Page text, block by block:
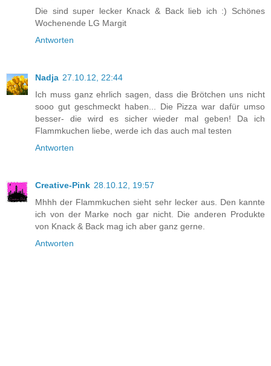
Die sind super lecker Knack & Back lieb ich :) Schönes
Wochenende LG Margit
Antworten
Nadja 27.10.12, 22:44
Ich muss ganz ehrlich sagen, dass die Brötchen uns nicht
sooo gut geschmeckt haben... Die Pizza war dafür umso
besser- die wird es sicher wieder mal geben! Da ich
Flammkuchen liebe, werde ich das auch mal testen
Antworten
Creative-Pink 28.10.12, 19:57
Mhhh der Flammkuchen sieht sehr lecker aus. Den kannte
ich von der Marke noch gar nicht. Die anderen Produkte
von Knack & Back mag ich aber ganz gerne.
Antworten